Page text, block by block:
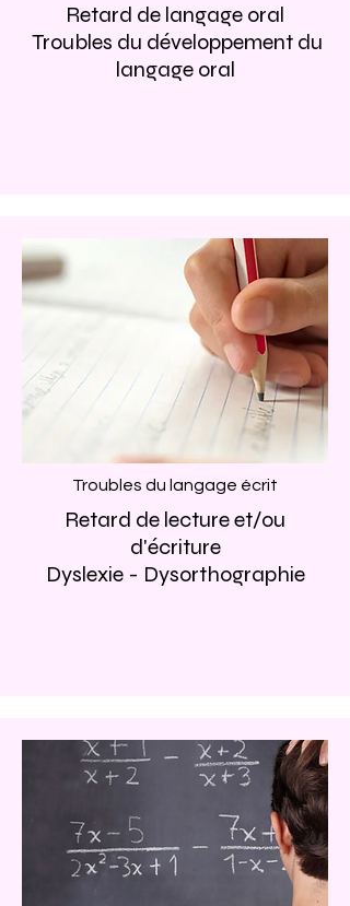
Retard de langage oral
Troubles du développement du
langage oral
Troubles du langage écrit
Retard de lecture et/ou
d'écriture
Dyslexie - Dysorthographie